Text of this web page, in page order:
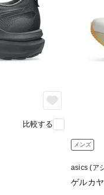
比較する
メンズ
asics (ア
ゲルカ